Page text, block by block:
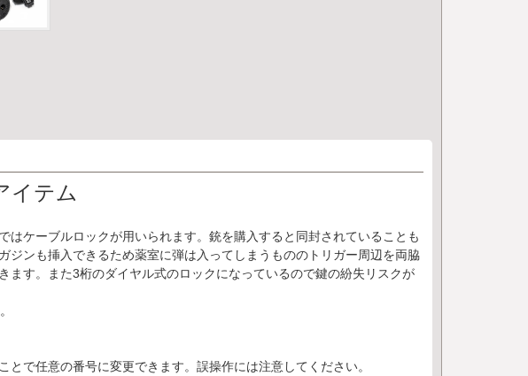
イテム
ケーブルロックが用いられます。銃を購入すると同封されていることも
ジンも挿入できるため薬室に弾は入ってしまうもののトリガー周辺を両脇
ます。また3桁のダイヤル式のロックになっているので鍵の紛失リスクが
で任意の番号に変更できます。誤操作には注意してください。